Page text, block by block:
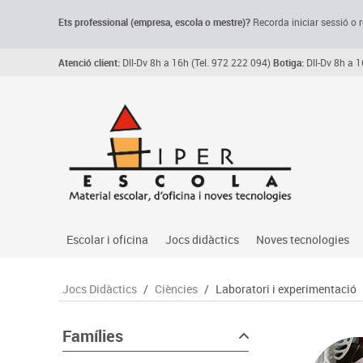
Ets professional (empresa, escolao mestre)? Recorda iniciar sessió o
Atenció client: Dll-Dv 8h a 16h (Tel. 972 222 094)Botiga: Dll-Dv 8h a
Escolar i oficina
Arxiu, carpetes i classificadors
Manualitats
Escriptura i correcció
Jocs didàctics
Primeres edats
Jocs heurístics
Motricitat fina
Noves tecnologies
Audio
Connectivitat i
Jocs Didàctics / Ciències / Laboratori i experimentació
Famílies